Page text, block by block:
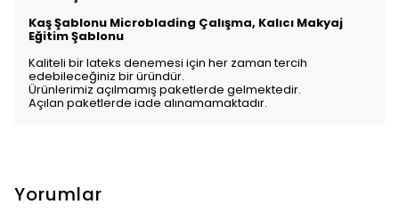
Kaş Şablonu Microblading Çalışma, Kalıcı Makyaj
Eğitim Şablonu
Kaliteli bir lateks denemesi için her zaman tercih
edebileceğiniz bir üründür.
Ürünlerimiz açılmamış paketlerde gelmektedir.
Açılan paketlerde iade alınamamaktadır.
Yorumlar